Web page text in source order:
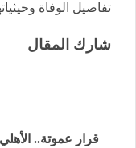
تفاصيل الوفاة
شارك المقال
قرار عموتة..